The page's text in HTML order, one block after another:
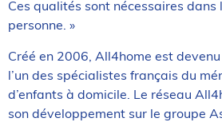
Ces qualités sont nécessaires dans
personne. »
Créé en 2006, All4home est
l’un des spécialistes français du
d’enfants à domicile. Le réseau
son développement sur le groupe